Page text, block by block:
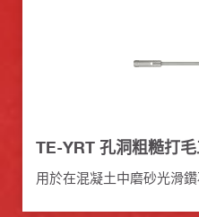
TE-YRT 孔洞粗糙打
用於在混凝土中磨砂光滑